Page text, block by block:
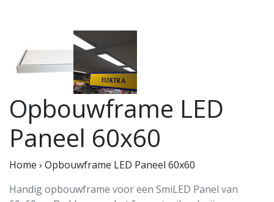
Opbouwframe LED
Paneel 60x60
Home › Opbouwframe LED Paneel 60x60
Handig opbouwframe voor een SmiLED Panel van